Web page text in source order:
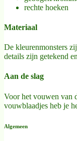
rechte hoeken
Materiaal
De kleurenmonsters
details zijn getekend
Aan de slag
Voor het vouwen van
vouwblaadjes heb je
Algemeen